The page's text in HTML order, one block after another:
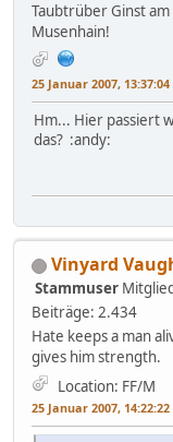
Taubtrüber Ginst am
Musenhain!
25 Januar 2007, 13:37:04
Hm... Hier passiert
das? :andy:
Vinyard
Stammuser
Beiträge: 2.434
Hate keeps a man
gives him strength.
Location: FF/M
25 Januar 2007, 14:22:22